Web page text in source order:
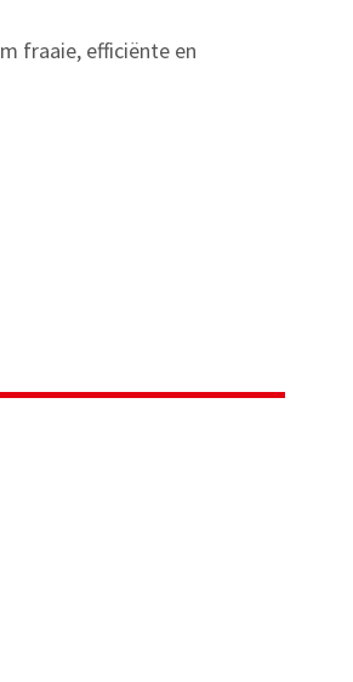
fraaie, efficiënte en